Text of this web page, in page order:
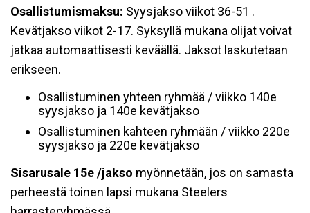
Osallistumismaksu: Syysjakso viikot 36-51 .
Kevätjakso viikot 2-17. Syksyllä mukana olijat voivat
jatkaa automaattisesti keväällä. Jaksot laskutetaan
erikseen.
Osallistuminen yhteen ryhmää / viikko 140e
syysjakso ja 140e kevätjakso
Osallistuminen kahteen ryhmään / viikko 220e
syysjakso ja 220e kevätjakso
Sisarusale 15e /jakso myönnetään, jos on samasta
perheestä toinen lapsi mukana Steelers